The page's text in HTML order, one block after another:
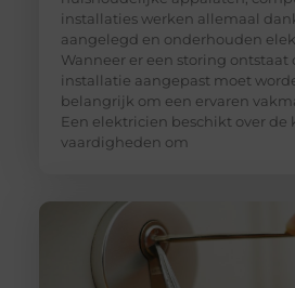
installaties werken allemaal
aangelegd en onderhouden
Wanneer er een storing ontstaat
installatie aangepast moet
belangrijk om een ervaren
Een elektricien beschikt over de
vaardigheden om